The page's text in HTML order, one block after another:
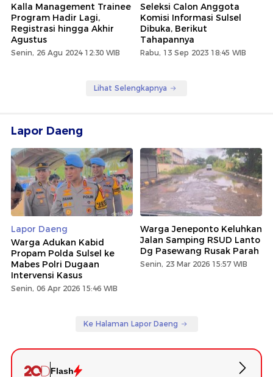
Kalla Management Trainee
Program Hadir Lagi,
Registrasi hingga Akhir
Agustus
Senin, 26 Agu 2024 12:30 WIB
Seleksi Calon Anggota
Komisi Informasi Sulsel
Dibuka, Berikut
Tahapannya
Rabu, 13 Sep 2023 18:45 WIB
Lihat Selengkapnya
Lapor Daeng
Lapor Daeng
Warga Adukan Kabid
Propam Polda Sulsel ke
Mabes Polri Dugaan
Intervensi Kasus
Senin, 06 Apr 2026 15:46 WIB
Warga Jeneponto Keluhkan
Jalan Samping RSUD Lanto
Dg Pasewang Rusak Parah
Senin, 23 Mar 2026 15:57 WIB
Ke Halaman Lapor Daeng
Flash